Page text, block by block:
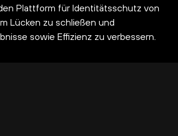
Plattform für Identitätsschutz von
Lücken zu schließen und
sowie Effizienz zu verbessern.